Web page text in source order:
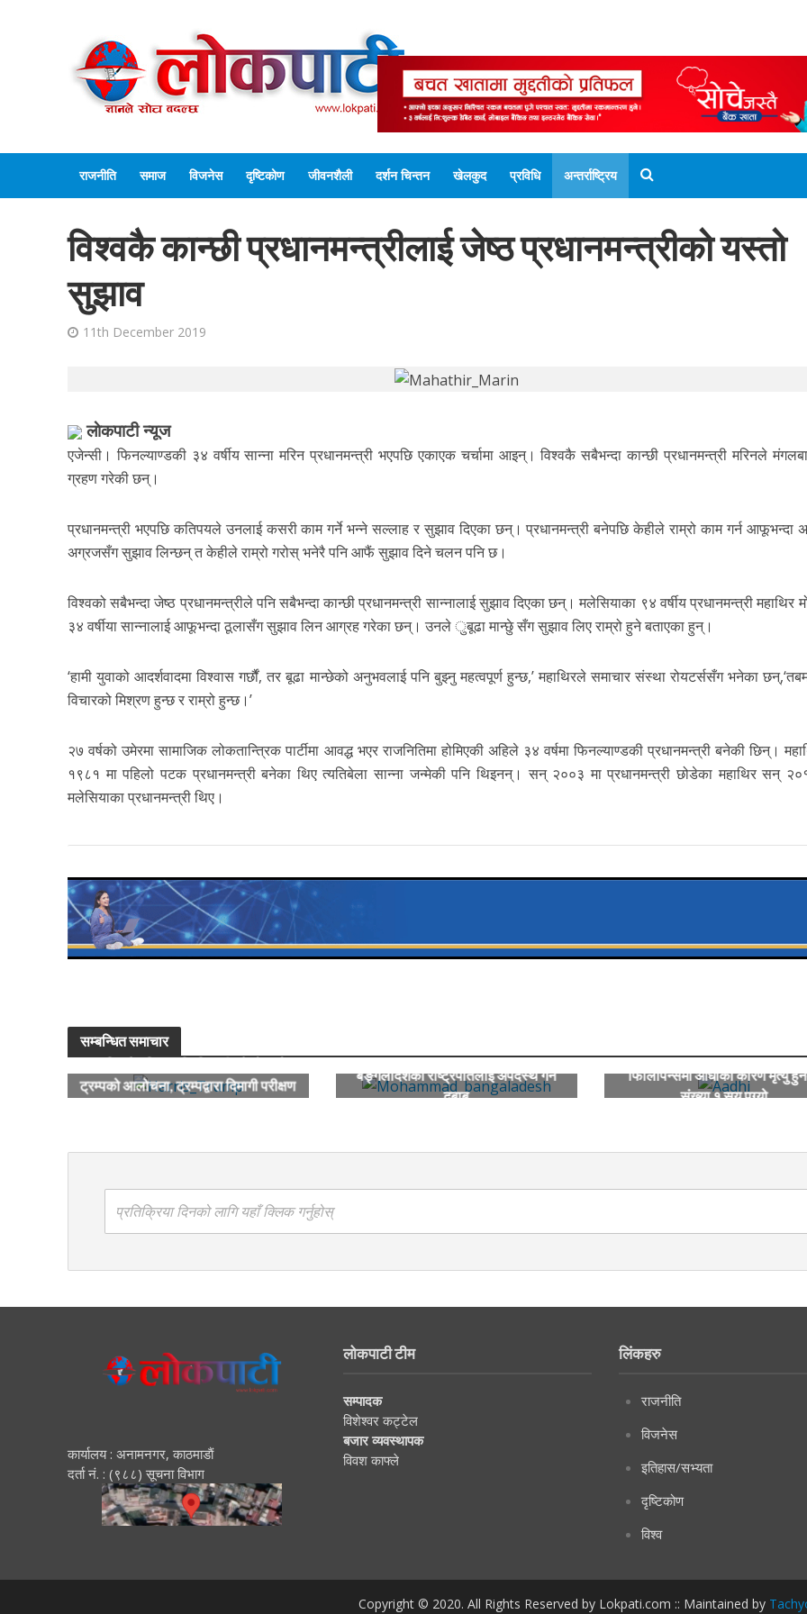
राजनीति समाज विजनेस दृष्टिकोण जीवनशैली दर्शन चिन्तन खेलकुद प्रविधि अन्तर्राष्ट्रिय
विश्वकै कान्छी प्रधानमन्त्रीलाई जेष्ठ प्रधानमन्त्रीको यस्तो
सुझाव
11th December 2019
लाेकपाटी न्यूज
एजेन्सी। फिनल्याण्डकी ३४ वर्षीय सान्ना मरिन प्रधानमन्त्री भएपछि एकाएक चर्चामा आइन्। विश्वकै सबैभन्दा कान्छी प्रधानमन्त्री मरिनले
ग्रहण गरेकी छन्।
प्रधानमन्त्री भएपछि कतिपयले उनलाई कसरी काम गर्ने भन्ने सल्लाह र सुझाव दिएका छन्। प्रधानमन्त्री बनेपछि केहीले राम्रो काम गर्न आफूभन्दा
अग्रजसँग सुझाव लिन्छन् त केहीले राम्रो गरोस् भनेरै पनि आफैं सुझाव दिने चलन पनि छ।
विश्वको सबैभन्दा जेष्ठ प्रधानमन्त्रीले पनि सबैभन्दा कान्छी प्रधानमन्त्री सान्नालाई सुझाव दिएका छन्। मलेसियाका ९४ वर्षीय प्रधानमन्त्री महाथिर
३४ वर्षीया सान्नालाई आफूभन्दा ठूलासँग सुझाव लिन आग्रह गरेका छन्। उनले ुबूढा मान्छेु सँग सुझाव लिए राम्रो हुने बताएका हुन्।
‘हामी युवाको आदर्शवादमा विश्वास गर्छौं, तर बूढा मान्छेको अनुभवलाई पनि बुझ्नु महत्वपूर्ण हुन्छ,’ महाथिरले समाचार संस्था रोयटर्ससँग भनेका
विचारको मिश्रण हुन्छ र राम्रो हुन्छ।’
२७ वर्षको उमेरमा सामाजिक लोकतान्त्रिक पार्टीमा आवद्ध भएर राजनितिमा होमिएकी अहिले ३४ वर्षमा फिनल्याण्डकी प्रधानमन्त्री बनेकी छिन्।
१९८१ मा पहिलो पटक प्रधानमन्त्री बनेका थिए त्यतिबेला सान्ना जन्मेकी पनि थिइनन्। सन् २००३ मा प्रधानमन्त्री छोडेका महाथिर सन्
मलेसियाका प्रधानमन्त्री थिए।
सम्बन्धित समाचार
ट्रम्पको आलोचना, ट्रम्पद्वारा दिमागी परीक्षण
बङ्गलादेशका राष्ट्रपतिलाई अपदस्थ गर्न
दबाब
फिलिपिन्समा आँधीका कारण मृत्यु
संख्या १ सय पुग्यो
प्रतिक्रिया दिनको लागि यहाँ क्लिक गर्नुहोस्
कार्यालय : अनामनगर, काठमाडाैं
दर्ता नं. : (९८८) सूचना विभाग
लोकपाटी टीम
सम्पादक
विशेश्वर कट्टेल
बजार व्यवस्थापक
विवश काफ्ले
लिंकहरु
राजनीति
विजनेस
इतिहास/सभ्यता
दृष्टिकोण
विश्व
Copyright © 2020. All Rights Reserved by Lokpati.com :: Maintained by